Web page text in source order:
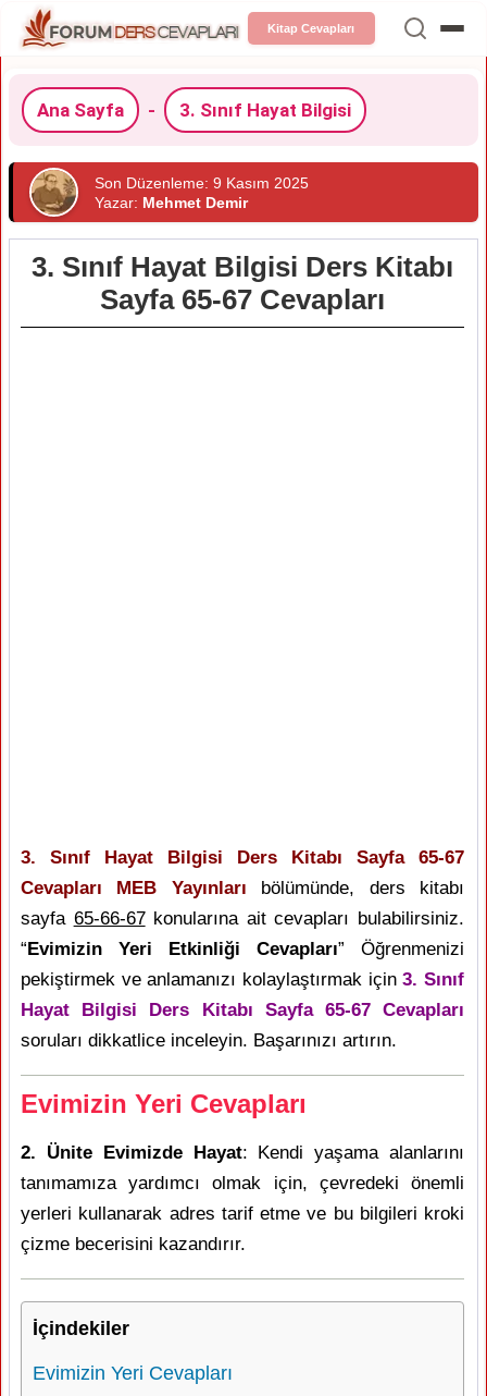
Kitap Cevapları
Ana Sayfa - 3. Sınıf Hayat Bilgisi
Son Düzenleme: 9 Kasım 2025
Yazar: Mehmet Demir
3. Sınıf Hayat Bilgisi Ders Kitabı
Sayfa 65-67 Cevapları
3. Sınıf Hayat Bilgisi Ders Kitabı Sayfa 65-67
Cevapları MEB Yayınları bölümünde, ders kitabı
sayfa 65-66-67konularına ait cevapları bulabilirsiniz.
“Evimizin Yeri Etkinliği Cevapları” Öğrenmenizi
pekiştirmek ve anlamanızı kolaylaştırmak için3. Sınıf
Hayat Bilgisi Ders Kitabı Sayfa 65-67 Cevapları
soruları dikkatlice inceleyin. Başarınızı artırın.
Evimizin Yeri Cevapları
2. Ünite Evimizde Hayat: Kendi yaşama alanlarını
tanımamıza yardımcı olmak için, çevredeki önemli
yerleri kullanarak adres tarif etme ve bu bilgileri kroki
çizme becerisini kazandırır.
İçindekiler
Evimizin Yeri Cevapları